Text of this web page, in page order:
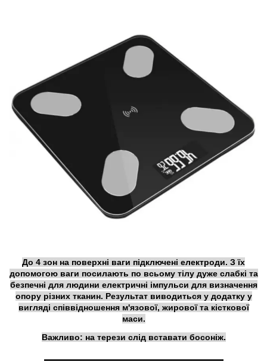
До 4 зон на поверхні ваги підключені електроди. З їх
допомогою ваги посилають по всьому тілу дуже слабкі та
безпечні для людини електричні імпульси для визначення
опору різних тканин. Результат виводиться у додатку у
вигляді співвідношення м'язової, жирової та кісткової
маси.
Важливо: на терези слід вставати босоніж.